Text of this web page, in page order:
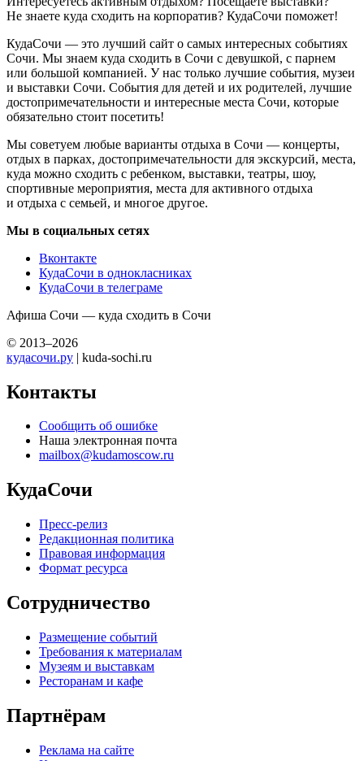
Не знаете куда сходить на корпоратив? КудаСочи поможет!
КудаСочи — это лучший сайт о самых интересных событиях
Сочи. Мы знаем куда сходить в Сочи с девушкой, с парнем
или большой компанией. У нас только лучшие события, музеи
и выставки Сочи. События для детей и их родителей, лучшие
достопримечательности и интересные места Сочи, которые
обязательно стоит посетить!
Мы советуем любые варианты отдыха в Сочи — концерты,
отдых в парках, достопримечательности для экскурсий, места,
куда можно сходить с ребенком, выставки, театры, шоу,
спортивные мероприятия, места для активного отдыха
и отдыха с семьей, и многое другое.
Мы в социальных сетях
Вконтакте
КудаСочи в однокласниках
КудаСочи в телеграме
Афиша Сочи — куда сходить в Сочи
© 2013–2026
кудасочи.ру | kuda-sochi.ru
Контакты
Сообщить об ошибке
Наша электронная почта
mailbox@kudamoscow.ru
КудаСочи
Пресс-релиз
Редакционная политика
Правовая информация
Формат ресурса
Сотрудничество
Размещение событий
Требования к материалам
Музеям и выставкам
Ресторанам и кафе
Партнёрам
Реклама на сайте